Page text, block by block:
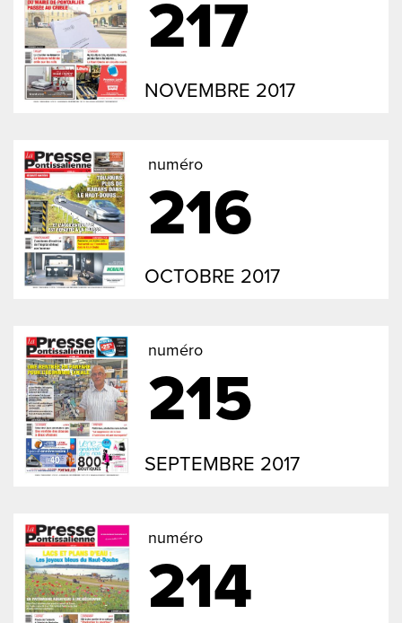
NOVEMBRE 2017
217
OCTOBRE 2017
numéro
216
SEPTEMBRE 2017
numéro
215
numéro
214